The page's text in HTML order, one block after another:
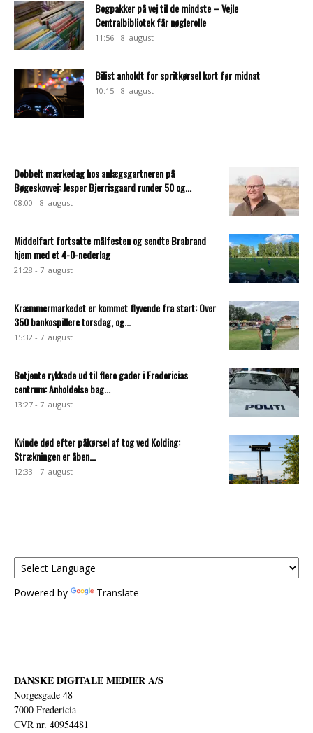
Bogpakker på vej til de mindste – Vejle
Centralbibliotek får nøglerolle
11:56 - 8. august
Bilist anholdt for spritkørsel kort før midnat
10:15 - 8. august
Dobbelt mærkedag hos anlægsgartneren på
Bøgeskovvej: Jesper Bjerrisgaard runder 50 og...
08:00 - 8. august
Middelfart fortsatte målfesten og sendte Brabrand
hjem med et 4-0-nederlag
21:28 - 7. august
Kræmmermarkedet er kommet flyvende fra start: Over
350 bankospillere torsdag, og...
15:32 - 7. august
Betjente rykkede ud til flere gader i Fredericias
centrum: Anholdelse bag...
13:27 - 7. august
Kvinde død efter påkørsel af tog ved Kolding:
Strækningen er åben...
12:33 - 7. august
Powered by Translate
DANSKE DIGITALE MEDIER A/S
Norgesgade 48
7000 Fredericia
CVR nr. 40954481